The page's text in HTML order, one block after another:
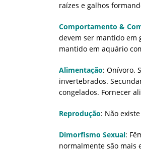
raízes e galhos
Comportamento &
devem ser mantido em
mantido em aquário
Alimentação: Onívoro.
invertebrados.
congelados. Fornecer
Reprodução: Não
Dimorfismo Sexual:
normalmente são mais